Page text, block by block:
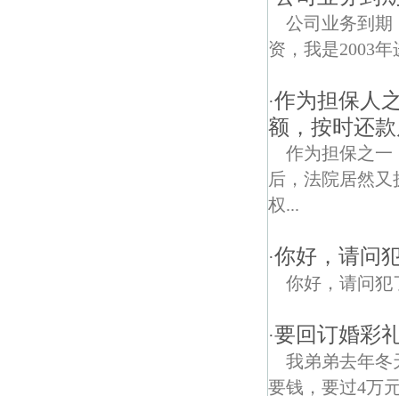
公司业务到期
资，我是2003
·作为担保人
额，按时还
作为担保之一
后，法院居然
权...
·你好，请问
你好，请问犯
·要回订婚彩
我弟弟去年冬
要钱，要过4万